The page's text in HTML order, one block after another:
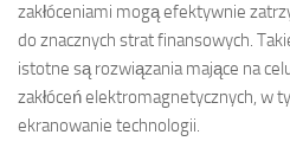
zakłóceniami mogą efektywnie
do znacznych strat finansowych.
istotne są rozwiązania mające na
zakłóceń elektromagnetycznych, w
ekranowanie technologii.